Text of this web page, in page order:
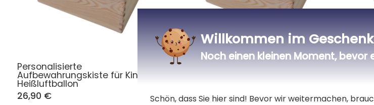
Personalisierte
Aufbewahrungskiste für Kinder
Heißluftballon
26,90 €
26,90 €
Willkommen im
Noch einen kleinen Moment, bevor
Schön, dass Sie hier sind! Bevor wir weitermachen,